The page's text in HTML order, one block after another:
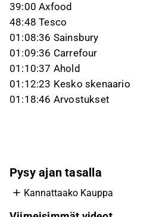
39:00 Axfood
48:48 Tesco
01:08:36 Sainsbury
01:09:36 Carrefour
01:10:37 Ahold
01:12:23 Kesko skenaario
01:18:46 Arvostukset
Pysy ajan tasalla
Kannattaako Kauppa